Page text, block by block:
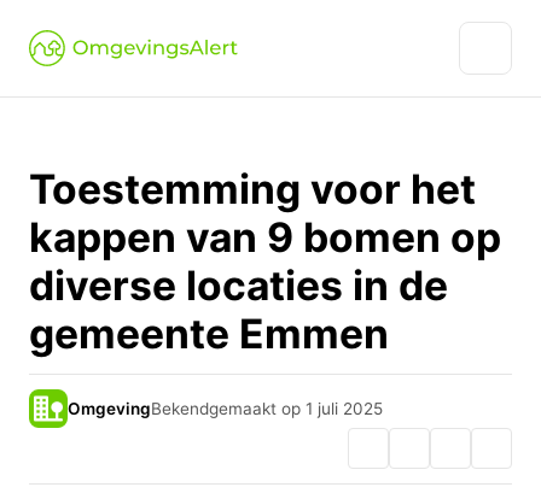
Toestemming voor het
kappen van 9 bomen op
diverse locaties in de
gemeente Emmen
OmgevingBekendgemaakt op 1 juli 2025